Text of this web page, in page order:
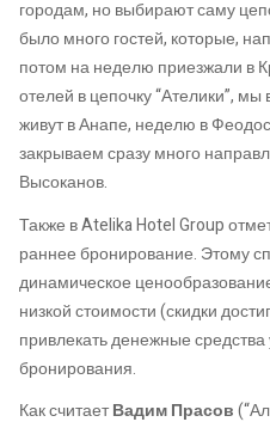
городам, но выбирают саму
было много гостей, которые,
потом на неделю приезжали в
отелей в цепочку “Ателики”,
живут в Анапе, неделю в
закрываем сразу много
Высоканов.
Также в Atelika Hotel Group
раннее бронирование. Этому
динамическое
низкой стоимости (скидки
привлекать денежные
бронирования.
Как считаетВадим Прасов